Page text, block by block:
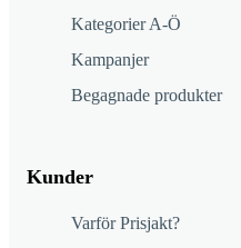
Kategorier A-Ö
Kampanjer
Begagnade produkter
Kunder
Varför Prisjakt?